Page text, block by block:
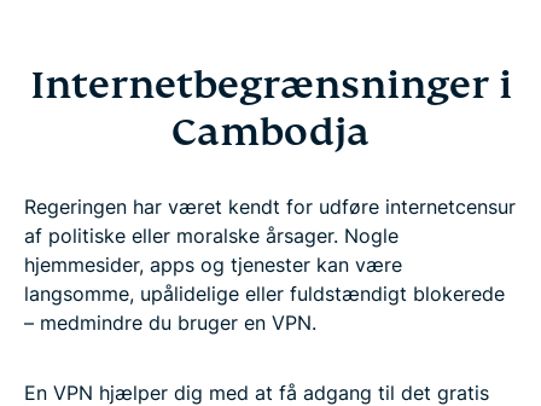
Internetbegrænsninger i
Cambodja
Regeringen har været kendt for udføre internetcensur
af politiske eller moralske årsager. Nogle
hjemmesider, apps og tjenester kan være
langsomme, upålidelige eller fuldstændigt blokerede
– medmindre du bruger en VPN.
En VPN hjælper dig med at få adgang til det gratis